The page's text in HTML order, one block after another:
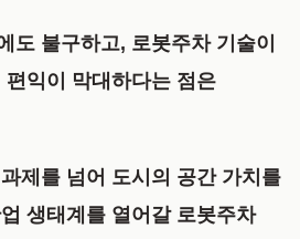
도 불구하고, 로봇주차 기술이
익이 막대하다는 점은
제를 넘어 도시의 공간 가치를
생태계를 열어갈 로봇주차